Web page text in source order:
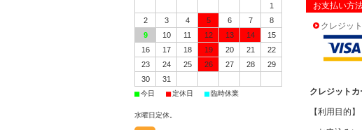
お支払い方
クレジッ
クレジット
【利用目的】
1
2
3 4 5 6 7
8
9
10 11 12 13 14
15
16
17 18 19 20 21
22
23
24 25 26 27 28
29
30
31
■今日 ■定休日 ■臨時休業
水曜日定休。